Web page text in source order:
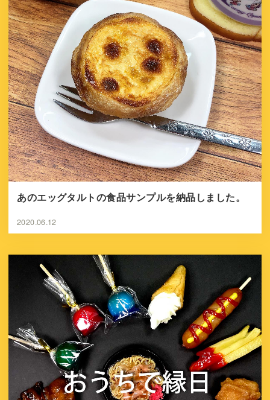
あのエッグタルトの食品サンプルを納品しました。
2020.06.12